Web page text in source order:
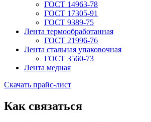
ГОСТ 14963-78
ГОСТ 17305-91
ГОСТ 9389-75
Лента термообработанная
ГОСТ 21996-76
Лента стальная упаковочная
ГОСТ 3560-73
Лента медная
Скачать прайс-лист
Как связаться